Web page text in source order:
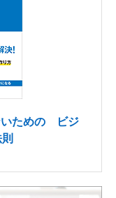
いための ビジ